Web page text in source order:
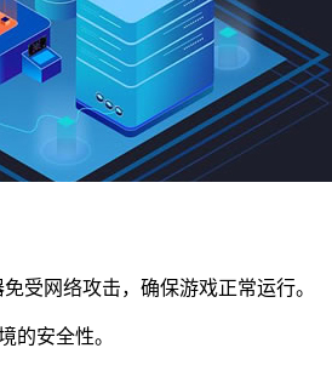
网络攻击，确保游戏正常运行。
安全性。